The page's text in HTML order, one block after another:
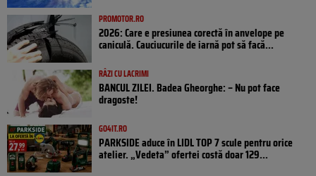
PROMOTOR.RO
2026: Care e presiunea corectă în anvelope pe
caniculă. Cauciucurile de iarnă pot să facă...
RÂZI CU LACRIMI
BANCUL ZILEI. Badea Gheorghe: – Nu pot face
dragoste!
GO4IT.RO
PARKSIDE aduce în LIDL TOP 7 scule pentru orice
atelier. „Vedeta” ofertei costă doar 129...